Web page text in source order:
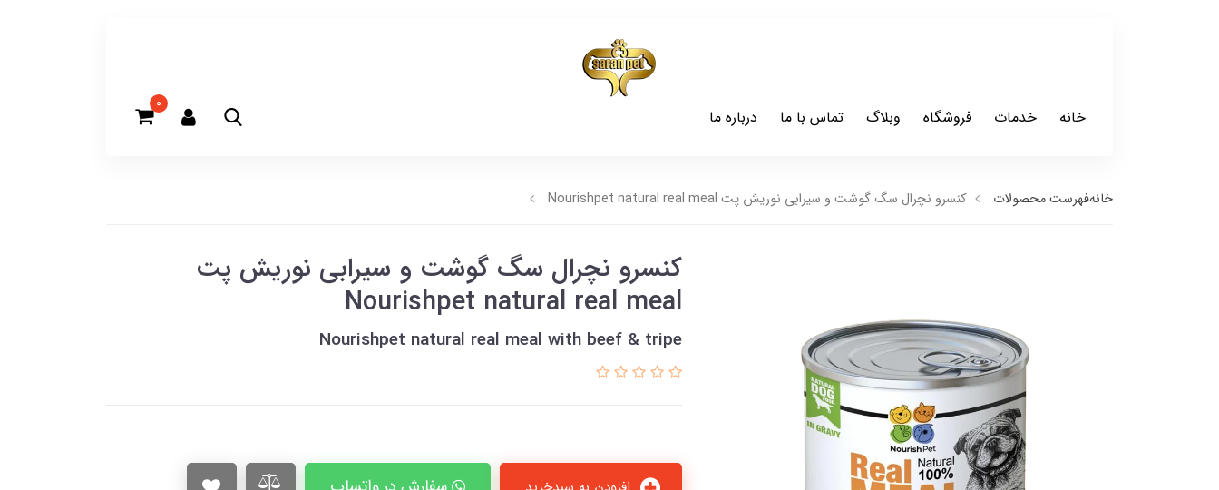
خانه خدمات فروشگاه وبلاگ تماس با ما درباره ما
0
خانهفهرست محصولات کنسرو نچرال سگ گوشت و سیرابی نوریش پت Nourishpet natural real meal
کنسرو نچرال سگ گوشت و سیرابی نوریش پت
Nourishpet natural real meal
Nourishpet natural real meal with beef & tripe